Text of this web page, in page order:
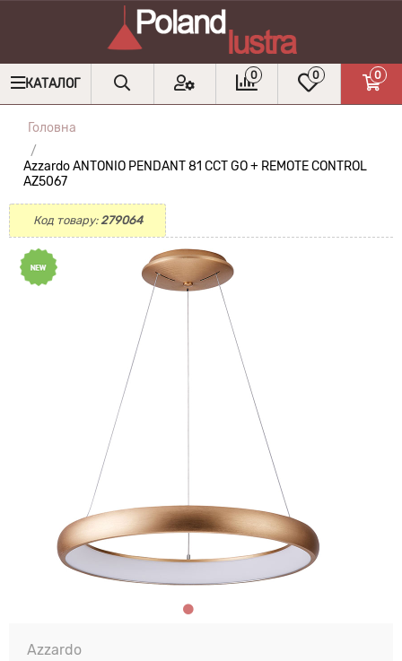
КАТАЛОГ
0 0 0
Головна
Azzardo ANTONIO PENDANT 81 CCT GO + REMOTE CONTROL
AZ5067
Код товару:279064
Azzardo